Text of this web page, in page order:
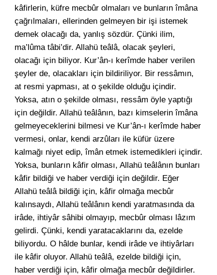
kâfirlerin, küfre mecbûr olmaları ve bunların îmâna
çağrılmaları, ellerinden gelmeyen bir işi istemek
demek olacağı da, yanlış sözdür. Çünki ilim,
ma’lûma tâbi’dir. Allahü teâlâ, olacak şeyleri,
olacağı için biliyor. Kur’ân-ı kerîmde haber verilen
şeyler de, olacakları için bildiriliyor. Bir ressâmın,
at resmi yapması, at o şekilde olduğu içindir.
Yoksa, atın o şekilde olması, ressâm öyle yaptığı
için değildir. Allahü teâlânın, bazı kimselerin îmâna
gelmeyeceklerini bilmesi ve Kur’ân-ı kerîmde haber
vermesi, onlar, kendi arzûları ile küfür üzere
kalmağı niyet edip, îmân etmek istemedikleri içindir.
Yoksa, bunların kâfir olması, Allahü teâlânın bunları
kâfir bildiği ve haber verdiği için değildir. Eğer
Allahü teâlâ bildiği için, kâfir olmağa mecbûr
kalınsaydı, Allahü teâlânın kendi yaratmasında da
irâde, ihtiyâr sâhibi olmayıp, mecbûr olması lâzım
gelirdi. Çünki, kendi yaratacaklarını da, ezelde
biliyordu. O hâlde bunlar, kendi irâde ve ihtiyârları
ile kâfir oluyor. Allahü teâlâ, ezelde bildiği için,
haber verdiği için, kâfir olmağa mecbûr değildirler.